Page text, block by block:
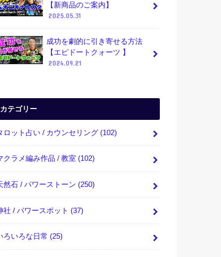
【新商品のご案内】
2025.05.31
成功を劇的に引き寄せる方法
【エピドートクォーツ 】
2024.09.21
カテゴリー
ロット占い / カウンセリング (102)
クラメ編み作品 / 教室 (102)
然石 / パワーストーン (250)
社 / パワースポット (37)
ろいろな日常 (25)